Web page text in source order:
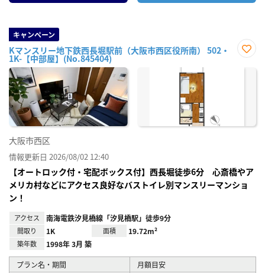
キャンペーン
Kマンスリー地下鉄西長堀駅前（大阪市西区役所南） 502・
1K-【中部屋】(No.845404)
に入
大阪市西区
情報更新日 2026/08/02 12:40
【オートロック付・宅配ボックス付】西長堀徒歩6分 心斎橋やア
メリカ村などにアクセス良好なバストイレ別マンスリーマンショ
ン！
アクセス 南海電鉄汐見橋線「汐見橋駅」徒歩9分
間取り 1K 面積 19.72m²
築年数 1998年 3月 築
プラン名・期間 月額目安